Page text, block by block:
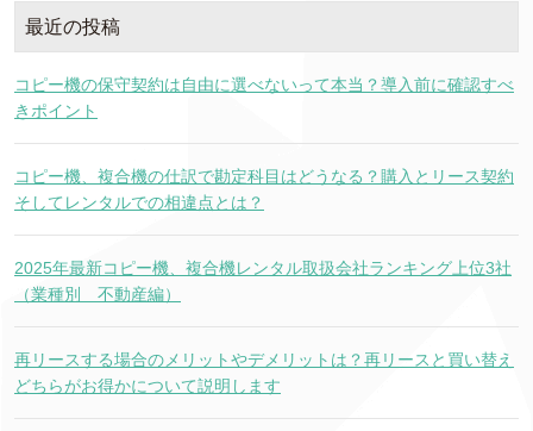
最近の投稿
コピー機の保守契約は自由に選べないって本当？導入前に確認すべ
きポイント
コピー機、複合機の仕訳で勘定科目はどうなる？購入とリース契約
そしてレンタルでの相違点とは？
2025年最新コピー機、複合機レンタル取扱会社ランキング上位3社
（業種別 不動産編）
再リースする場合のメリットやデメリットは？再リースと買い替え
どちらがお得かについて説明します